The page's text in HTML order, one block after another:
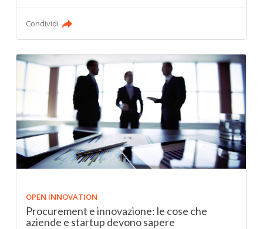
Condividi
OPEN INNOVATION
Procurement e innovazione: le cose che
aziende e startup devono sapere